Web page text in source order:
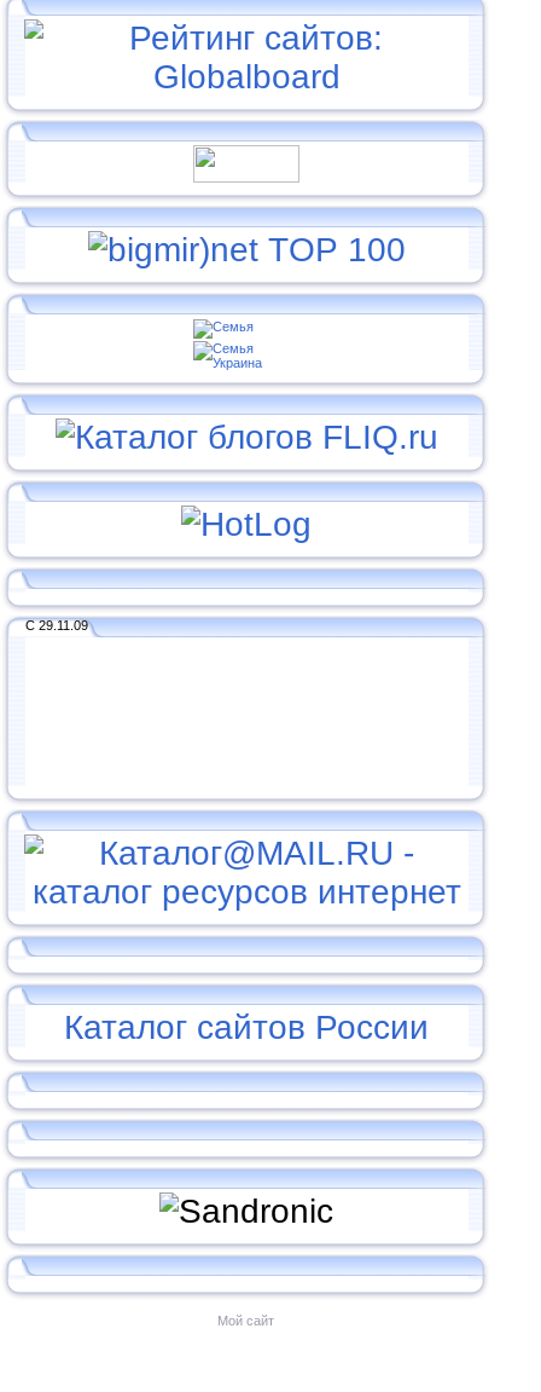
С 29.11.09
Каталог сайтов России
Мой сайт